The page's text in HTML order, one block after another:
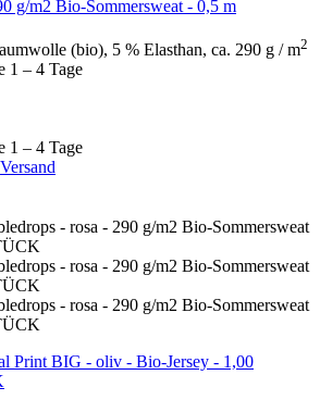
g/m2 Bio-Sommersweat - 0,5 m
(bio), 5 % Elasthan, ca. 290 g / m2
1 – 4 Tage
1 – 4 Tage
Versand